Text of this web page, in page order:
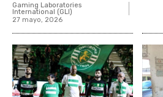
Gaming Laboratories
International (GLI)
27 mayo, 2026